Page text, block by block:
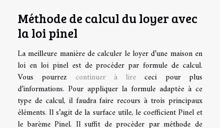
Méthode de calcul du loyer avec
la loi pinel
La meilleure manière de calculer le loyer d’une maison en
loi en loi pinel est de procéder par formule de calcul.
Vous pourrez continuer à lire ceci pour plus
d’informations. Pour appliquer la formule adaptée à ce
type de calcul, il faudra faire recours à trois principaux
éléments. Il s’agit de la surface utile, le coefficient Pinel et
le barème Pinel. Il suffit de procéder par méthode de